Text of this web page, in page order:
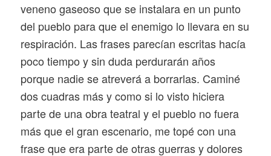
veneno gaseoso que se instalara en un punto
del pueblo para que el enemigo lo llevara en su
respiración. Las frases parecían escritas hacía
poco tiempo y sin duda perdurarán años
porque nadie se atreverá a borrarlas. Caminé
dos cuadras más y como si lo visto hiciera
parte de una obra teatral y el pueblo no fuera
más que el gran escenario, me topé con una
frase que era parte de otras guerras y dolores